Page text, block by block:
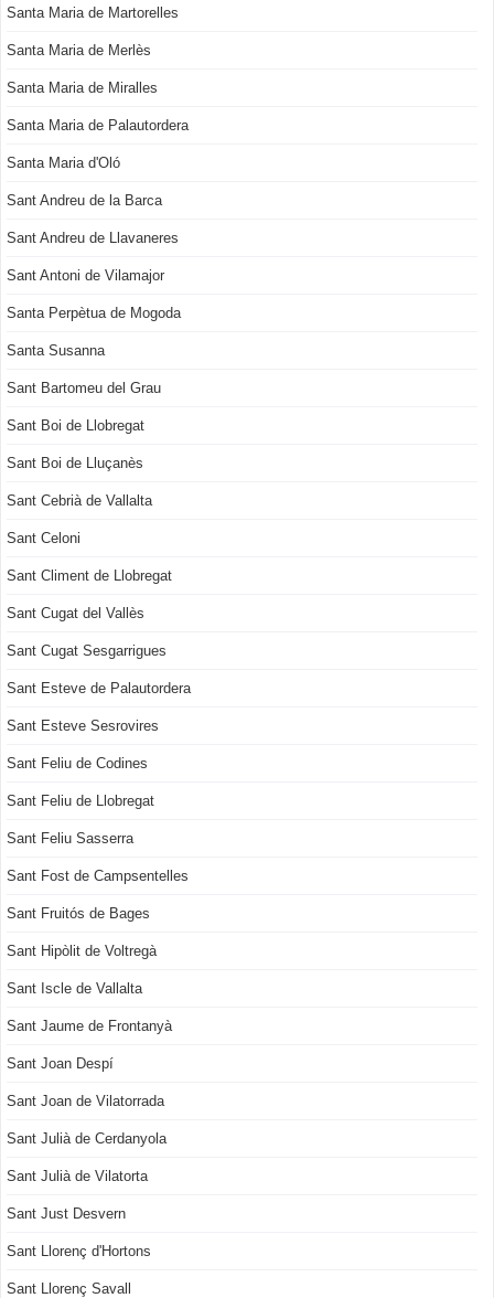
Santa Maria de Martorelles
Santa Maria de Merlès
Santa Maria de Miralles
Santa Maria de Palautordera
Santa Maria d'Oló
Sant Andreu de la Barca
Sant Andreu de Llavaneres
Sant Antoni de Vilamajor
Santa Perpètua de Mogoda
Santa Susanna
Sant Bartomeu del Grau
Sant Boi de Llobregat
Sant Boi de Lluçanès
Sant Cebrià de Vallalta
Sant Celoni
Sant Climent de Llobregat
Sant Cugat del Vallès
Sant Cugat Sesgarrigues
Sant Esteve de Palautordera
Sant Esteve Sesrovires
Sant Feliu de Codines
Sant Feliu de Llobregat
Sant Feliu Sasserra
Sant Fost de Campsentelles
Sant Fruitós de Bages
Sant Hipòlit de Voltregà
Sant Iscle de Vallalta
Sant Jaume de Frontanyà
Sant Joan Despí
Sant Joan de Vilatorrada
Sant Julià de Cerdanyola
Sant Julià de Vilatorta
Sant Just Desvern
Sant Llorenç d'Hortons
Sant Llorenç Savall